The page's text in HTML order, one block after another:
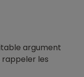
argument
rappeler les